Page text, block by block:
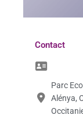
Contact
Parc
Alénya,